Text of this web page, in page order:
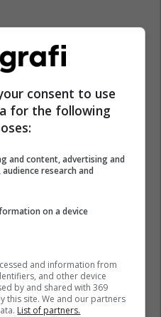
consent to use
for the following
and content, advertising and
research and
on a device
and information from
and other device
by and shared with 369
this site. We and our partners
List of partners.